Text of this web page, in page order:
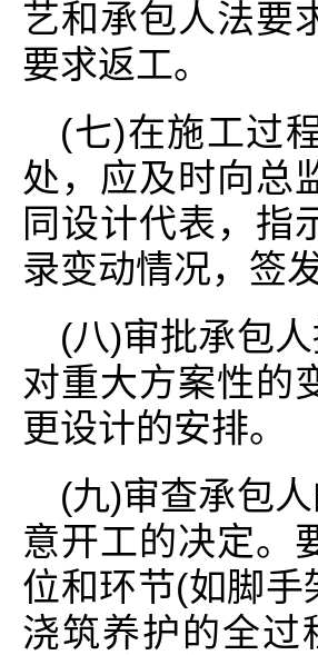
艺和承包人法要
要求返工。
(七)在施工过
处，应及时向总
同设计代表，指
录变动情况，签
(八)审批承包
对重大方案性的
更设计的安排。
(九)审查承包
意开工的决定。
位和环节(如脚
浇筑养护的全过